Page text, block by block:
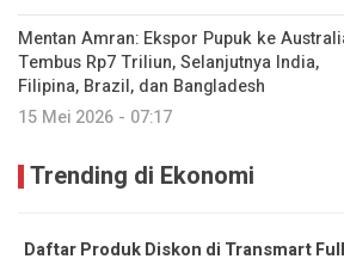
Mentan Amran: Ekspor Pupuk ke
Tembus Rp7 Triliun, Selanjutnya India,
Filipina, Brazil, dan Bangladesh
15 Mei 2026 - 07:17
Trending di Ekonomi
Daftar Produk Diskon di Transmart